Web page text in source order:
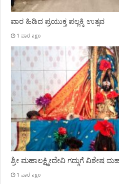
ವಾರ ಹಿಡಿದ ಪ್ರಯುಕ್ತ ಪಲ್ಲಕ್ಕಿ ಉತ್ಸವ
1 ವಾರ ago
ಶ್ರೀ ಮಹಾಲಕ್ಷ್ಮೀದೇವಿ ಗದ್ಗುಗೆ ವಿಶೇಷ
1 ವಾರ ago